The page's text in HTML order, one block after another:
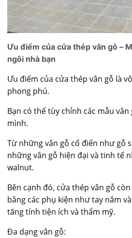
Ưu điểm của cửa thép vân gỗ –
ngôi nhà bạn
Ưu điểm của cửa thép vân gỗ là
phong phú.
Bạn có thể tùy chỉnh các mẫu
mình.
Từ những vân gỗ cổ điển như gỗ
những vân gỗ hiện đại và tinh tế
walnut.
Bên cạnh đó, cửa thép vân gỗ
bằng các phụ kiện như tay nắm
tăng tính tiện ích và thẩm mỹ.
Đa dạng vân gỗ: